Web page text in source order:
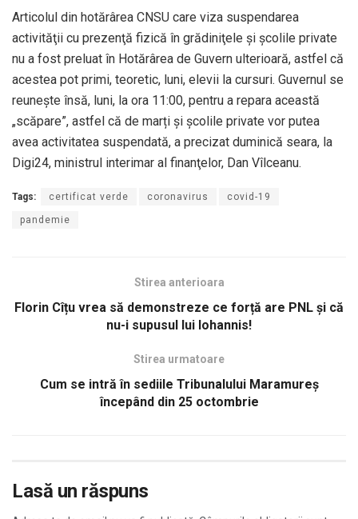
Articolul din hotărârea CNSU care viza suspendarea
activităţii cu prezenţă fizică în grădiniţele şi şcolile private
nu a fost preluat în Hotărârea de Guvern ulterioară, astfel că
acestea pot primi, teoretic, luni, elevii la cursuri. Guvernul se
reuneşte însă, luni, la ora 11:00, pentru a repara această
„scăpare”, astfel că de marți și școlile private vor putea
avea activitatea suspendată, a precizat duminică seara, la
Digi24, ministrul interimar al finanţelor, Dan Vîlceanu.
Tags: certificat verde coronavirus covid-19
pandemie
Stirea anterioara
Florin Cîțu vrea să demonstreze ce forță are PNL și că
nu-i supusul lui Iohannis!
Stirea urmatoare
Cum se intră în sediile Tribunalului Maramureș
începând din 25 octombrie
Lasă un răspuns